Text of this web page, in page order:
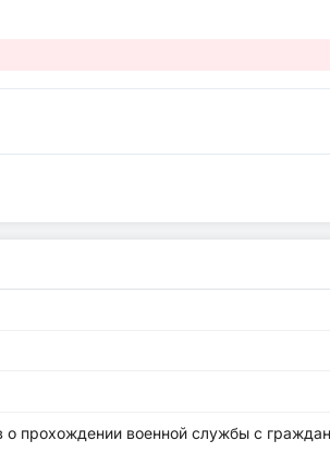
прохождении военной службы с